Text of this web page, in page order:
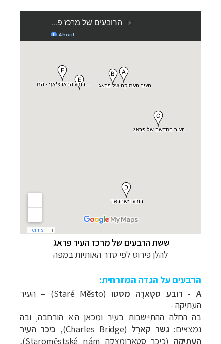
ששת הרבעים של מרכז העיר פראג
להלן פירוט לפי סדר האותיות במפה
הרבעים על הגדה המזרחית:
A - רובע סטָארֶה מסטו
(Staré Město) – העיר
העתיקה -
בה החלה ההתיישבות בעיר ומכאן היא הורחבה, ובה
נמצאים: גשר קאָרֶל (Charles Bridge),
כיכר העיר
העתיקה
(כיכר סטארומצקה Staroměstské nám),